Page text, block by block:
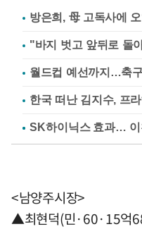
방은희, 母 고독사에
"바지 벗고 앞뒤로 돌
월드컵 예선까지…축
한국 떠난 김지수, 프
<남양주시장>
▲최현덕(민·60·15억